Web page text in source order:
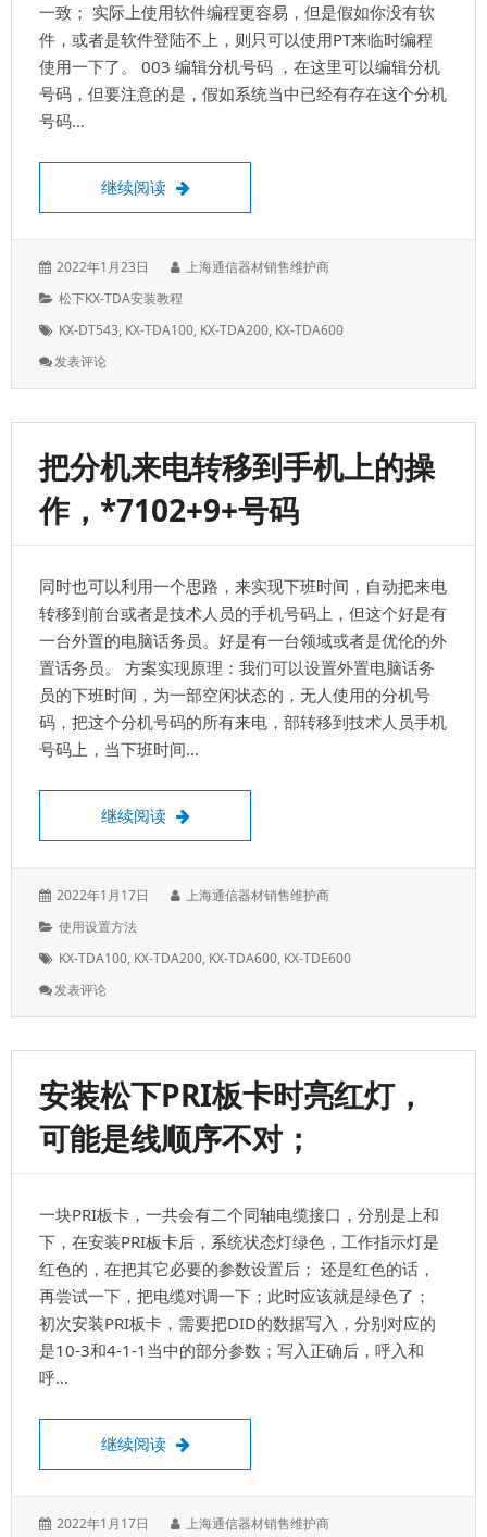
程
表
一致； 实际上使用软件编程更容易，但是假如你没有软
件，或者是软件登陆不上，则只可以使用PT来临时编程
使用一下了。 003 编辑分机号码 ，在这里可以编辑分机
号码，但要注意的是，假如系统当中已经有存在这个分机
号码…
继续阅读 松下PT话机编程，修改分机号码，注意；
发
于：
2022年1月23日
作
上海通信器材销售维护商
分
松下KX-TDA安装教程
标
KX-DT543, KX-TDA100, KX-TDA200, KX-TDA600
发表评论: 松
话
编
程，
修
号
码，
意；
是
话
机
编
程
把分机来电转移到手机上的操
作，*7102+9+号码
同时也可以利用一个思路，来实现下班时间，自动把来电
转移到前台或者是技术人员的手机号码上，但这个好是有
一台外置的电脑话务员。好是有一台领域或者是优伦的外
置话务员。 方案实现原理：我们可以设置外置电脑话务
员的下班时间，为一部空闲状态的，无人使用的分机号
码，把这个分机号码的所有来电，部转移到技术人员手机
号码上，当下班时间…
继续阅读 把分机来电转移到手机上的操作，
发
于：
2022年1月17日
作
上海通信器材销售维护商
分
使用设置方法
标
KX-TDA100, KX-TDA200, KX-TDA600, KX-TDE600
发表评论: 把
来
转
移
到
手
的
操
*7102+9+号
码
安装松下PRI板卡时亮红灯，
可能是线顺序不对；
一块PRI板卡，一共会有二个同轴电缆接口，分别是上和
下，在安装PRI板卡后，系统状态灯绿色，工作指示灯是
红色的，在把其它必要的参数设置后； 还是红色的话，
再尝试一下，把电缆对调一下；此时应该就是绿色了；
初次安装PRI板卡，需要把DID的数据写入，分别对应的
是10-3和4-1-1当中的部分参数；写入正确后，呼入和
呼…
继续阅读 安装松下pri板卡时亮红灯，可能是线顺序
发
2022年1月17日
作
上海通信器材销售维护商